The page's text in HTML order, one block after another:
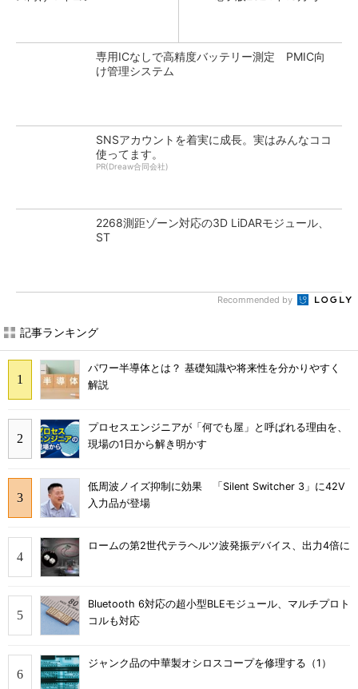
専用ICなしで高精度バッテリー測定 PMIC向
け管理システム
SNSアカウントを着実に成長。実はみんなココ
使ってます。
PR(Dreaw合同会社)
2268測距ゾーン対応の3D LiDARモジュール、
ST
Recommended by
記事ランキング
パワー半導体とは？ 基礎知識や将来性を分かりやすく
解説
プロセスエンジニアが「何でも屋」と呼ばれる理由を、
現場の1日から解き明かす
低周波ノイズ抑制に効果 「Silent Switcher 3」に42V
入力品が登場
ロームの第2世代テラヘルツ波発振デバイス、出力4倍に
Bluetooth 6対応の超小型BLEモジュール、マルチプロト
コルも対応
ジャンク品の中華製オシロスコープを修理する（1）